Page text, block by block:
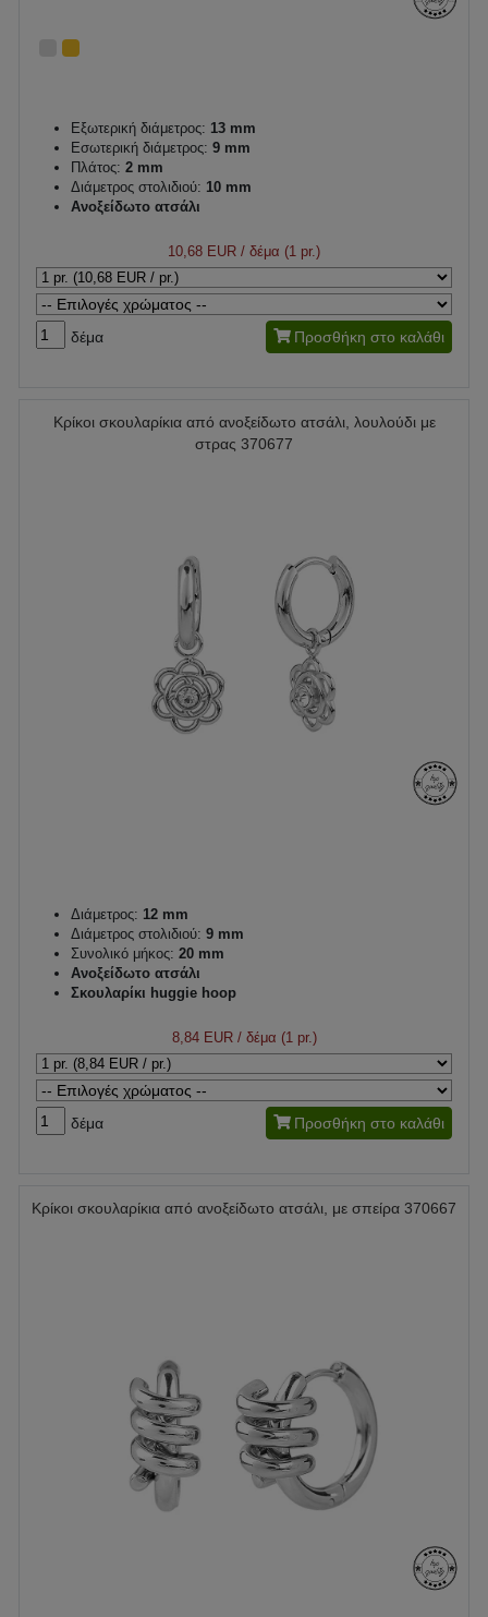
Εξωτερική διάμετρος: 13 mm
Εσωτερική διάμετρος: 9 mm
Πλάτος: 2 mm
Διάμετρος στολιδιού: 10 mm
Ανοξείδωτο ατσάλι
10,68 EUR / δέμα (1 pr.)
δέμα Προσθήκη στο καλάθι
Κρίκοι σκουλαρίκια από ανοξείδωτο ατσάλι, λουλούδι με
στρας 370677
Διάμετρος: 12 mm
Διάμετρος στολιδιού: 9 mm
Συνολικό μήκος: 20 mm
Ανοξείδωτο ατσάλι
Σκουλαρίκι huggie hoop
8,84 EUR/ δέμα (1 pr.)
δέμα Προσθήκη στο καλάθι
Κρίκοι σκουλαρίκια από ανοξείδωτο ατσάλι, με σπείρα 370667